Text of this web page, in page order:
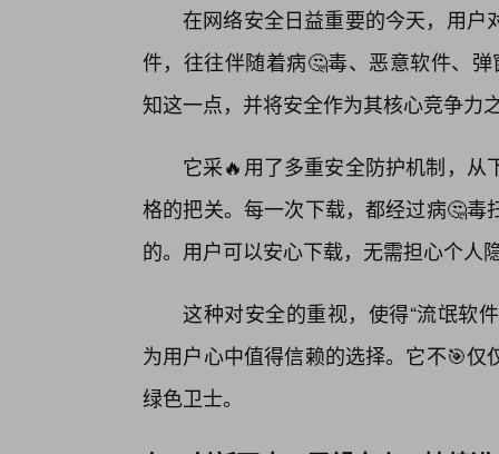
在网络安全日益重要的今天，用户
件，往往伴随着病🤔毒、恶意软件、
知这一点，并将安全作为其核心竞争力
它采🔥用了多重安全防护机制，
格的把关。每一次下载，都经过病🤔
的。用户可以安心下载，无需担心个人
这种对安全的重视，使得“流氓软
为用户心中值得信赖的选择。它不🎯
绿色卫士。